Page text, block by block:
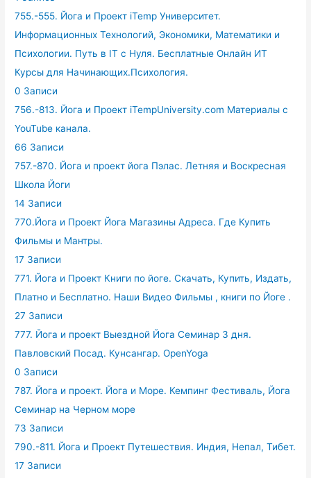
755.-555. Йога и Проект iTemp Университет.
Информационных Технологий, Экономики, Математики и
Психологии. Путь в IT с Нуля. Бесплатные Онлайн ИТ
Курсы для Начинающих.Психология.
0 Записи
756.-813. Йога и Проект iTempUniversity.com Материалы с
YouTube канала.
66 Записи
757.-870. Йога и проект йога Пэлас. Летняя и Воскресная
Школа Йоги
14 Записи
770.Йога и Проект Йога Магазины Адреса. Где Купить
Фильмы и Мантры.
17 Записи
771. Йога и Проект Книги по йоге. Скачать, Купить, Издать,
Платно и Бесплатно. Наши Видео Фильмы , книги по Йоге .
27 Записи
777. Йога и проект Выездной Йога Семинар 3 дня.
Павловский Посад. Кунсангар. OpenYoga
0 Записи
787. Йога и проект. Йога и Море. Кемпинг Фестиваль, Йога
Семинар на Черном море
73 Записи
790.-811. Йога и Проект Путешествия. Индия, Непал, Тибет.
17 Записи